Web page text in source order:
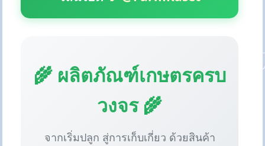
🌾 ผลิตภัณฑ์เกษตรครบ
วงจร 🌾
จากเริ่มปลูก สู่การเก็บเกี่ยว ด้วยสินค้า